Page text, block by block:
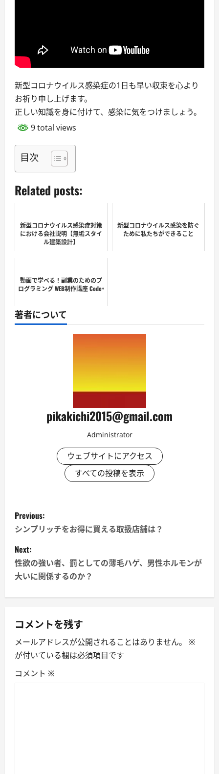
新型コロナウイルス感染症の1日も早い収束を心より
お祈り申し上げます。
正しい知識を身に付けて、感染に気をつけましょう。
9 total views
目次
Related posts:
新型コロナウイルス感染症対策
における会社説明【無垢スタイ
ル建築設計】
新型コロナウイルス感染を防ぐ
ために私たちができること
動画で学べる！副業のためのプ
ログラミング WEB制作講座 Code+
著者について
pikakichi2015@gmail.com
Administrator
ウェブサイトにアクセス
すべての投稿を表示
P
o
s
t
n
v
i
g
Previous:
シンプリッチをお得に買える取扱店舗は？
Next:
性欲の強い者、罰としての薄毛ハゲ、男性ホルモンが
大いに関係するのか？
コメントを残す
メールアドレスが公開されることはありません。
※
が付いている欄は必須項目です
コメント ※